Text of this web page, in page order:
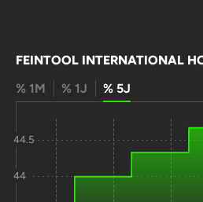
FEINTOOL INTERNATIONAL
% 1M
% 1J
% 5J
44
44.5